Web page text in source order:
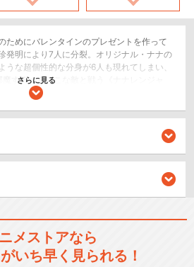
ためにバレンタインのプレゼントを作って
発明により7人に分裂。オリジナル・ナナの
うな超個性的な分身が6人も現れてしまい、
魔するへんてこな敵と戦う《ナナレンジャ
うたいへん！
さらに見る
メストアなら
いち早く見られる！